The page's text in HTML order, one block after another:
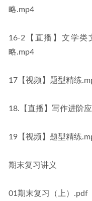
略.mp4
16-2【直播】文学
略.mp4
17【视频】题型精练
18.【直播】写作进阶
19【视频】题型精练
期末复习讲义
01期末复习（上）.pdf